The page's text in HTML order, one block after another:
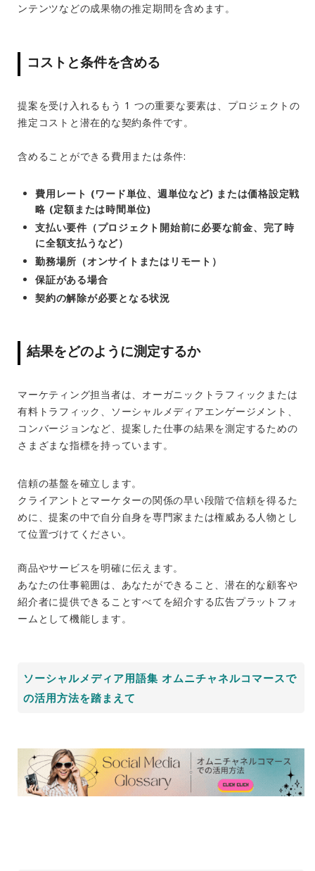
ンテンツなどの成果物の推定期間を含めます。
コストと条件を含める
提案を受け入れるもう 1 つの重要な要素は、プロジェクトの
推定コストと潜在的な契約条件です。
含めることができる費用または条件:
費用レート (ワード単位、週単位など) または価格設定戦
略 (定額または時間単位)
支払い要件（プロジェクト開始前に必要な前金、完了時
に全額支払うなど）
勤務場所（オンサイトまたはリモート）
保証がある場合
契約の解除が必要となる状況
結果をどのように測定するか
マーケティング担当者は、オーガニックトラフィックまたは
有料トラフィック、ソーシャルメディアエンゲージメント、
コンバージョンなど、提案した仕事の結果を測定するための
さまざまな指標を持っています。
信頼の基盤を確立します。
クライアントとマーケターの関係の早い段階で信頼を得るた
めに、提案の中で自分自身を専門家または権威ある人物とし
て位置づけてください。
商品やサービスを明確に伝えます。
あなたの仕事範囲は、あなたができること、潜在的な顧客や
紹介者に提供できることすべてを紹介する広告プラットフォ
ームとして機能します。
ソーシャルメディア用語集 オムニチャネルコマースで
の活用方法を踏まえて